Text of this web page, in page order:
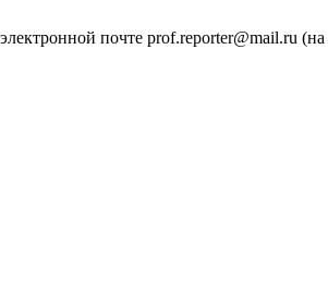
почте prof.reporter@mail.ru